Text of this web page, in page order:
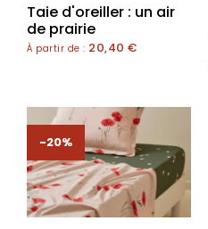
Taie d'oreiller : un air
de prairie
À partir de : 20,40 €
-20%